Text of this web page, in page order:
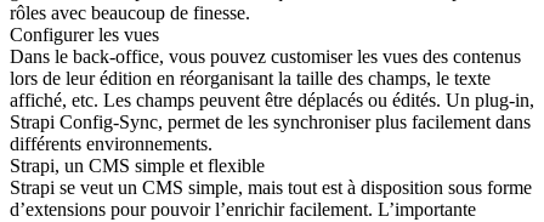
rôles avec beaucoup de finesse.
Configurer les vues
Dans le back-office, vous pouvez customiser les vues des contenus
lors de leur édition en réorganisant la taille des champs, le texte
affiché, etc. Les champs peuvent être déplacés ou édités. Un plug-in,
Strapi Config-Sync, permet de les synchroniser plus facilement dans
différents environnements.
Strapi, un CMS simple et flexible
Strapi se veut un CMS simple, mais tout est à disposition sous forme
d’extensions pour pouvoir l’enrichir facilement. L’importante